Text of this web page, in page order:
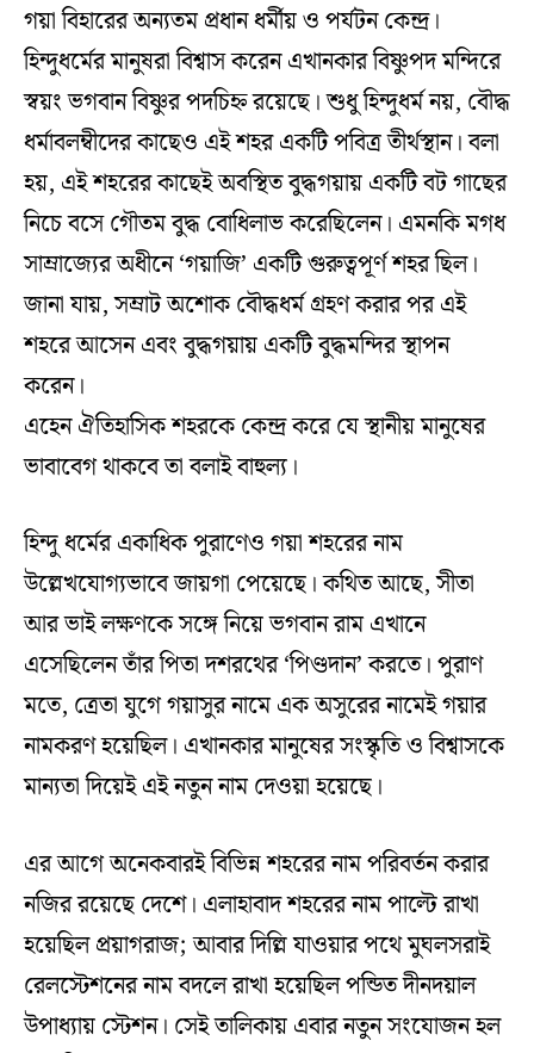
গয়া বিহারের অন্যতম প্রধান ধর্মীয় ও পর্যটন কেন্দ্র।
হিন্দুধর্মের মানুষরা বিশ্বাস করেন এখানকার বিষ্ণুপদ মন্দিরে
স্বয়ং ভগবান বিষ্ণুর পদচিহ্ন রয়েছে। শুধু হিন্দুধর্ম নয়, বৌদ্ধ
ধর্মাবলম্বীদের কাছেও এই শহর একটি পবিত্র তীর্থস্থান। বলা
হয়, এই শহরের কাছেই অবস্থিত বুদ্ধগয়ায় একটি বট গাছের
নিচে বসে গৌতম বুদ্ধ বোধিলাভ করেছিলেন। এমনকি মগধ
সাম্রাজ্যের অধীনে ‘গয়াজি’ একটি গুরুত্বপূর্ণ শহর ছিল।
জানা যায়, সম্রাট অশোক বৌদ্ধধর্ম গ্রহণ করার পর এই
শহরে আসেন এবং বুদ্ধগয়ায় একটি বুদ্ধমন্দির স্থাপন
করেন।
এহেন ঐতিহাসিক শহরকে কেন্দ্র করে যে স্থানীয় মানুষের
ভাবাবেগ থাকবে তা বলাই বাহুল্য।
হিন্দু ধর্মের একাধিক পুরাণেও গয়া শহরের নাম
উল্লেখযোগ্যভাবে জায়গা পেয়েছে। কথিত আছে, সীতা
আর ভাই লক্ষণকে সঙ্গে নিয়ে ভগবান রাম এখানে
এসেছিলেন তাঁর পিতা দশরথের ‘পিণ্ডদান’ করতে। পুরাণ
মতে, ত্রেতা যুগে গয়াসুর নামে এক অসুরের নামেই গয়ার
নামকরণ হয়েছিল। এখানকার মানুষের সংস্কৃতি ও বিশ্বাসকে
মান্যতা দিয়েই এই নতুন নাম দেওয়া হয়েছে।
এর আগে অনেকবারই বিভিন্ন শহরের নাম পরিবর্তন করার
নজির রয়েছে দেশে। এলাহাবাদ শহরের নাম পাল্টে রাখা
হয়েছিল প্রয়াগরাজ; আবার দিল্লি যাওয়ার পথে মুঘলসরাই
রেলস্টেশনের নাম বদলে রাখা হয়েছিল পন্ডিত দীনদয়াল
উপাধ্যায় স্টেশন। সেই তালিকায় এবার নতুন সংযোজন হল